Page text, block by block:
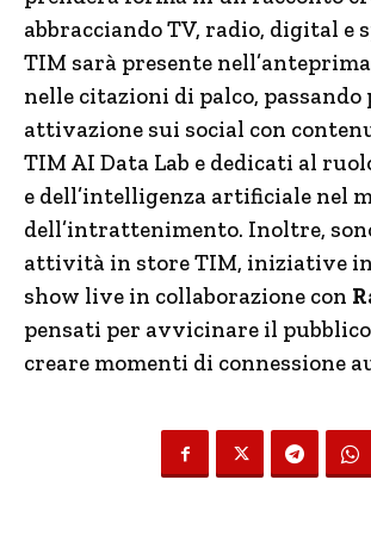
abbracciando TV, radio, digital e
TIM sarà presente
nelle citazioni di palco,
attivazione sui social con
TIM AI Data Lab e dedicati al
e dell’intelligenza artificiale nel
dell’intrattenimento. Inoltre,
attività in store TIM, iniziative in
show live in collaborazione con
pensati per avvicinare il
creare momenti di connessione